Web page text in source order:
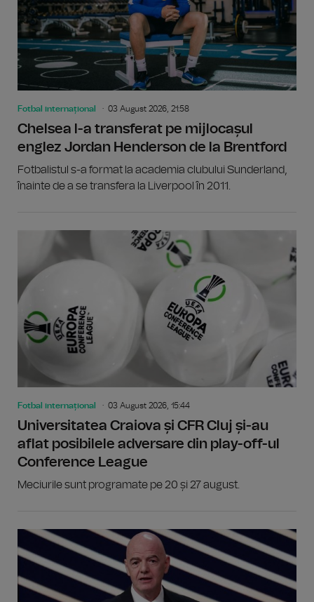
Fotbal internațional 03 August 2026, 21:58
Chelsea l-a transferat pe mijlocașul
englez Jordan Henderson de la Brentford
Fotbalistul s-a format la academia clubului Sunderland,
înainte de a se transfera la Liverpool în 2011.
Fotbal internațional 03 August 2026, 15:44
Universitatea Craiova și CFR Cluj și-au
aflat posibilele adversare din play-off-ul
Conference League
Meciurile sunt programate pe 20 și 27 august.